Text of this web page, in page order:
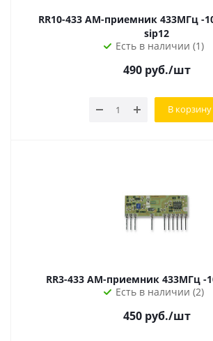
RR10-433 АМ-приемник 433МГц -105dBm 2kbpc
sip12
Есть в наличии (1)
490руб./шт
В корзину
Есть в наличии (2)
450руб./шт